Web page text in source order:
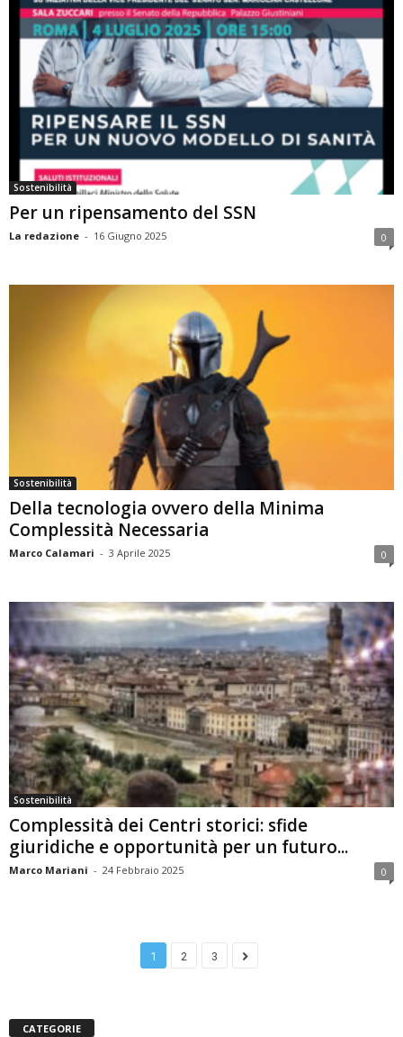
Sostenibilità
Per un ripensamento del SSN
La redazione - 16 Giugno 2025 0
Sostenibilità
Della tecnologia ovvero della Minima
Complessità Necessaria
Marco Calamari - 3 Aprile 2025 0
Sostenibilità
Complessità dei Centri storici: sfide
giuridiche e opportunità per un futuro...
Marco Mariani - 24 Febbraio 2025 0
1 2 3
CATEGORIE